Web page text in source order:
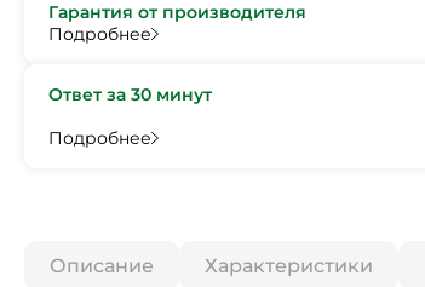
Гарантия от производителя
Подробнее
Ответ за 30 минут
Подробнее
Описание Характеристики